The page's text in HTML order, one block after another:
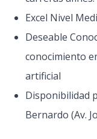
Excel Nivel
Deseable
conocimiento
artificial
Disponibilidad
Bernardo (Av.